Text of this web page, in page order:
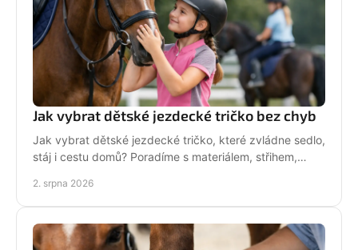
Jak vybrat dětské jezdecké tričko bez chyb
Jak vybrat dětské jezdecké tričko, které zvládne sedlo,
stáj i cestu domů? Poradíme s materiálem, střihem,
2. srpna 2026